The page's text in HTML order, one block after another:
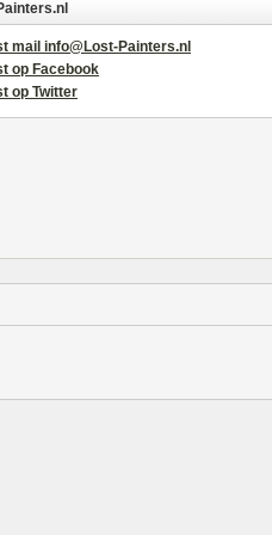
mail info@Lost-Painters.nl
op Facebook
op Twitter